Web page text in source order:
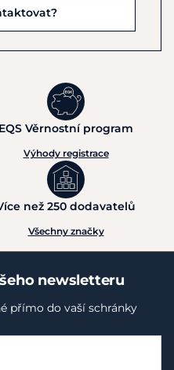
EQS Věrnostní program
Výhody registrace
než 250 dodavatelů
Všechny značky
newsletteru
přímo do vaší schránky